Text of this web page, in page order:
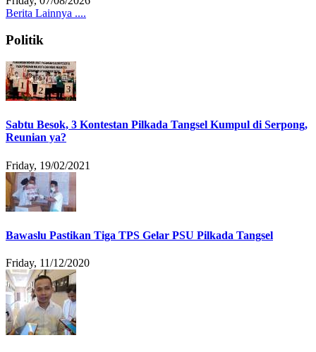
Berita Lainnya ....
Politik
Sabtu Besok, 3 Kontestan Pilkada Tangsel Kumpul di Serpong,
Reunian ya?
Friday, 19/02/2021
Bawaslu Pastikan Tiga TPS Gelar PSU Pilkada Tangsel
Friday, 11/12/2020